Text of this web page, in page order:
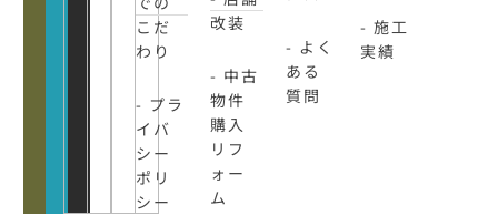
こだ
わり
- プラ
イバ
シー
ポリ
シー
改装
- 中古
物件
購入
リフ
ォー
ム
- よく
ある
質問
- 施工
実績